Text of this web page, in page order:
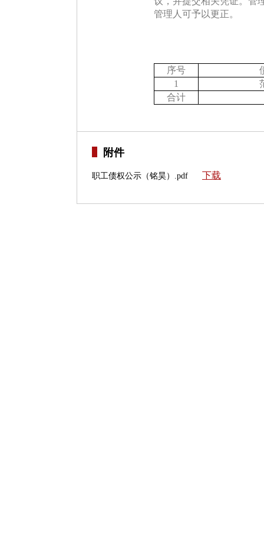
管理人可予以更正。
序号
1
合计
附件
职工债权公示（铭昊）.pdf 下载